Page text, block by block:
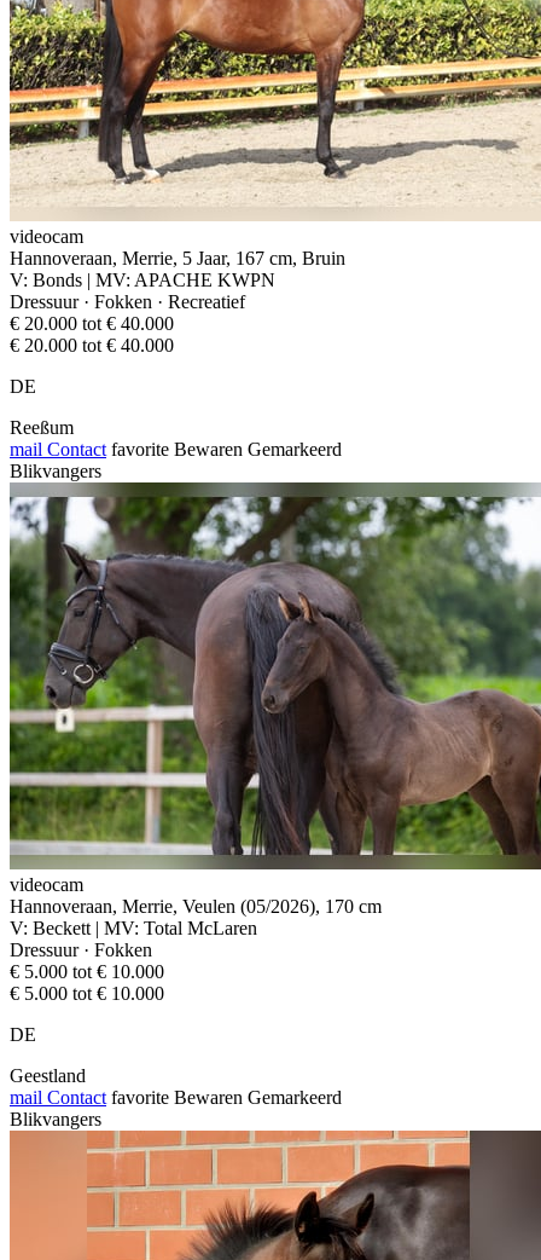
videocam
Hannoveraan, Merrie, 5 Jaar, 167 cm, Bruin
V: Bonds | MV: APACHE KWPN
Dressuur · Fokken · Recreatief
€ 20.000 tot € 40.000
€ 20.000 tot € 40.000
DE
Reeßum
mail Contact favorite Bewaren Gemarkeerd
Blikvangers
videocam
Hannoveraan, Merrie, Veulen (05/2026), 170 cm
V: Beckett | MV: Total McLaren
Dressuur · Fokken
€ 5.000 tot € 10.000
€ 5.000 tot € 10.000
DE
Geestland
mail Contact favorite Bewaren Gemarkeerd
Blikvangers